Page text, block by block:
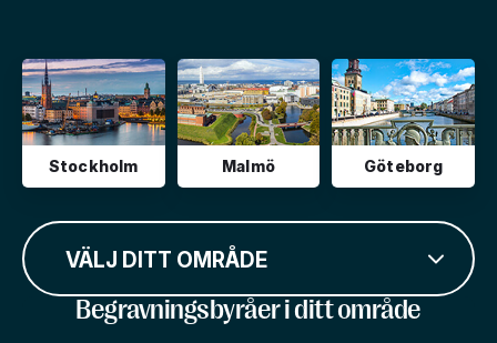
Stockholm Malmö Göteborg
VÄLJ DITT OMRÅDE
Begravningsbyråer i ditt område